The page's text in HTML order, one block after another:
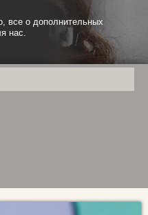
все о дополнительных
нас.